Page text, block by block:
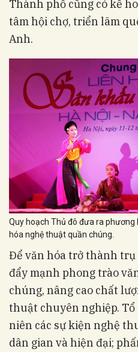
Thành phố cũng có kế
tâm hội chợ, triển lãm
Anh.
Quy hoạch Thủ đô đưa ra
hóa nghệ thuật quần chúng.
Để văn hóa trở thành
đẩy mạnh phong trào
chúng, nâng cao chất
thuật chuyên nghiệp.
niên các sự kiện nghệ
dân gian và hiện đại;